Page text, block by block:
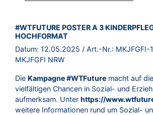
BROSCHÜRE:
#WTFUTURE POSTER A 3
HOCHFORMAT
Datum: 12.05.2025 / Art.-Nr.: MKJFGFI-
MKJFGFI NRW
Die Kampagne #WTFuture macht auf
vielfältigen Chancen in Sozial- und
aufmerksam. Unter https://
weitere Informationen rund um Sozial-